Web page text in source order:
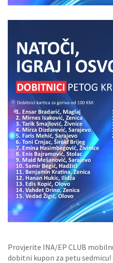
Provjerite INA/EP CLUB
dobitni kupon za petu sedmicu!